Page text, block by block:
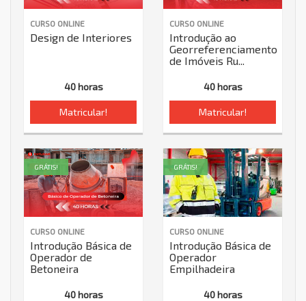
CURSO ONLINE
Design de Interiores
40 horas
Matricular!
CURSO ONLINE
Introdução ao
Georreferenciamento
de Imóveis Ru...
40 horas
Matricular!
CURSO ONLINE
Introdução Básica de
Operador de
Betoneira
40 horas
GRÁTIS!
CURSO ONLINE
Introdução Básica de
Operador
Empilhadeira
40 horas
GRÁTIS!